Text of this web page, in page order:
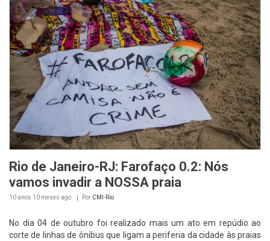
Rio de Janeiro-RJ: Farofaço 0.2: Nós
vamos invadir a NOSSA praia
10 anos 10 meses ago Por CMI-Rio
No dia 04 de outubro foi realizado mais um ato em repúdio ao
corte de linhas de ônibus que ligam a periferia da cidade às praias